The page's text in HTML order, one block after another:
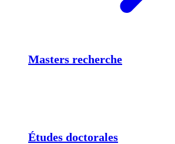
Masters recherche
Études doctorales